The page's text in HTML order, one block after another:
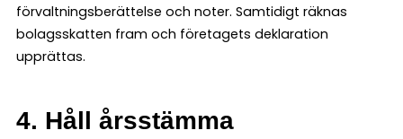
förvaltningsberättelse och noter. Samtidigt räknas
bolagsskatten fram och företagets deklaration
upprättas.
4. Håll årsstämma